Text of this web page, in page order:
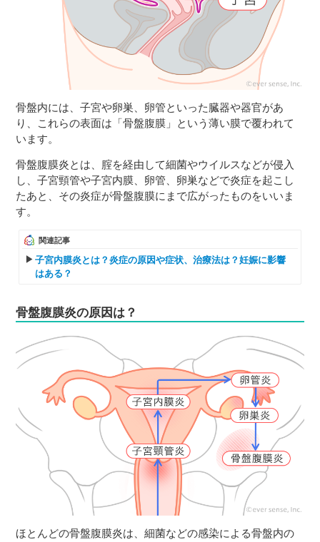
骨盤内には、子宮や卵巣、卵管といった臓器や器官があ
り、これらの表面は「骨盤腹膜」という薄い膜で覆われて
います。
骨盤腹膜炎とは、腟を経由して細菌やウイルスなどが侵入
し、子宮頸管や子宮内膜、卵管、卵巣などで炎症を起こし
たあと、その炎症が骨盤腹膜にまで広がったものをいいま
す。
関連記事
子宮内膜炎とは？炎症の原因や症状、治療法は？妊娠に影響
はある？
骨盤腹膜炎の原因は？
ほとんどの骨盤腹膜炎は、細菌などの感染による骨盤内の